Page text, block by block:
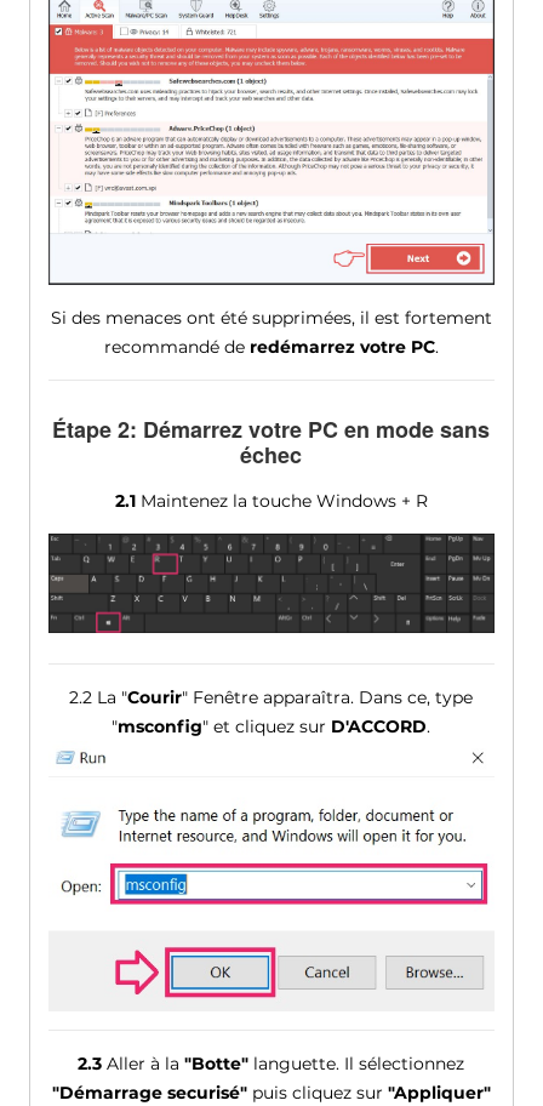
Si des menaces ont été supprimées, il est fortement
recommandé de redémarrez votre PC.
Étape 2: Démarrez votre PC en mode sans
échec
2.1Maintenez la touche Windows + R
2.2 La "Courir" Fenêtre apparaîtra. Dans ce, type
"msconfig" et cliquez sur D'ACCORD.
2.3 Aller à la"Botte" languette. Il sélectionnez
"Démarrage securisé"puis cliquez sur "Appliquer"